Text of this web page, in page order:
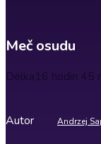
Meč osudu
Délka16 hodin 45
Autor Andrzej